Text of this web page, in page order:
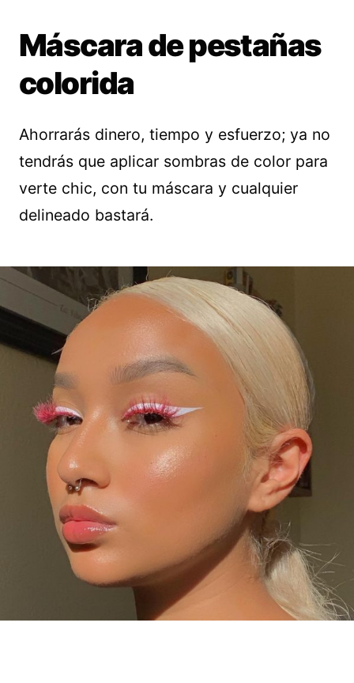
Máscara de pestañas
colorida
Ahorrarás dinero, tiempo y esfuerzo; ya no
tendrás que aplicar sombras de color para
verte chic, con tu máscara y cualquier
delineado bastará.